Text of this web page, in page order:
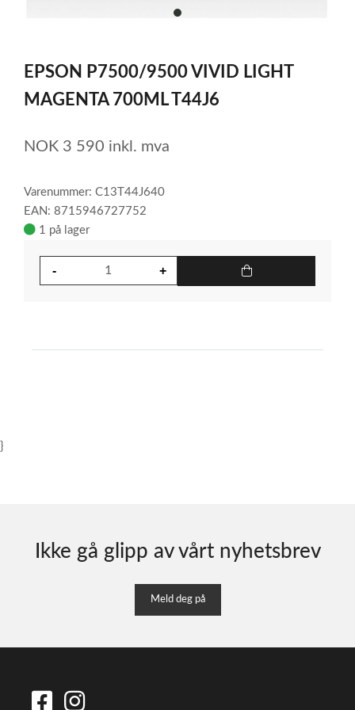
item
of
1
EPSON P7500/9500 VIVID LIGHT
MAGENTA 700ML T44J6
NOK 3 590 inkl. mva
Varenummer: C13T44J640
EAN: 8715946727752
1 på lager
}
Ikke gå glipp av vårt nyhetsbrev
Meld deg på